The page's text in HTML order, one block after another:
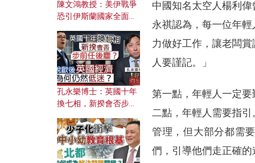
中國知名太空人楊利
永祺認為，每一位年
力做好工作，讓老闆
人要謹記。」
第一點，年輕人一定
二點，年輕人需要指
管理，但大部分都需
們，引導他們走正確
陳文鴻教授：美伊戰爭
恐引伊斯蘭國家全面反
對付北約美國？
孔永樂博士：英國十年
換七相，新揆會否步前
濟為何仍然低迷？